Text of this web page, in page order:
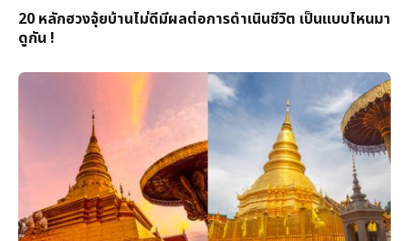
20 หลักฮวงจุ้ยบ้านไม่ดีมีผลต่อการดำเนินชีวิต เป็นแบบไหนมา
ดูกัน !